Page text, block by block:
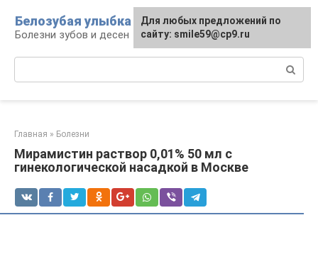
контенту
Белозубая улыбка
Болезни зубов и десен
Главная » Болезни
Мирамистин раствор 0,01% 50 мл с
гинекологической насадкой в Москве
Для любых предложений по
сайту: smile59@cp9.ru